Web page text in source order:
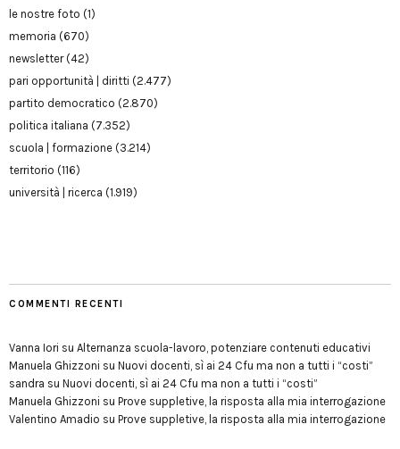
le nostre foto (1)
memoria (670)
newsletter(42)
pari opportunità | diritti (2.477)
partito democratico (2.870)
politica italiana (7.352)
scuola | formazione (3.214)
territorio (116)
università | ricerca (1.919)
COMMENTI RECENTI
Vanna Iori su Alternanza scuola-lavoro, potenziare contenuti educativi
Manuela Ghizzoni su Nuovi docenti, sì ai 24 Cfu ma non a tutti i “costi”
sandra su Nuovi docenti, sì ai 24 Cfu ma non a tutti i “costi”
Manuela Ghizzoni su Prove suppletive, la risposta alla mia interrogazione
Valentino Amadio su Prove suppletive, la risposta alla mia interrogazione